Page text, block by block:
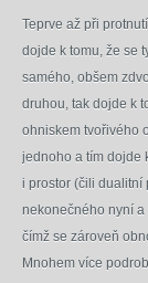
Teprve až při
dojde k tomu, že se
samého, obšem
druhou, tak dojde k
ohniskem tvořivého
jednoho a tím dojde
i prostor (čili dualitní
nekonečného nyní a
čímž se zároveň
Mnohem více